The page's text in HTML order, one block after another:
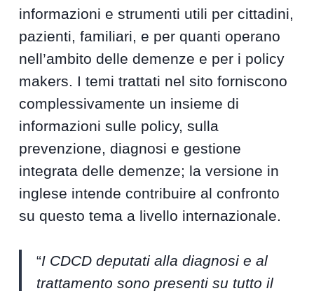
informazioni e strumenti utili per cittadini,
pazienti, familiari, e per quanti operano
nell’ambito delle demenze e per i policy
makers. I temi trattati nel sito forniscono
complessivamente un insieme di
informazioni sulle policy, sulla
prevenzione, diagnosi e gestione
integrata delle demenze; la versione in
inglese intende contribuire al confronto
su questo tema a livello internazionale.
“I CDCD deputati alla diagnosi e al
trattamento sono presenti su tutto il